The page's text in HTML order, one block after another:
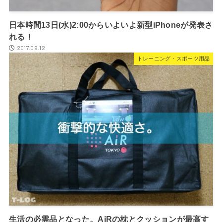
日本時間13日(水)2:00からいよいよ新型iPhoneが発表さ
れる！
2017.09.12
トレーニング・スポーツ用品
生活の必需品となった。AiRの枕とクッションが最高す